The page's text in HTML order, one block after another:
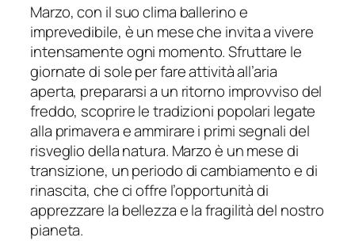
Marzo, con il suo clima ballerino e
imprevedibile, è un mese che invita a vivere
intensamente ogni momento. Sfruttare le
giornate di sole per fare attività all’aria
aperta, prepararsi a un ritorno improvviso del
freddo, scoprire le tradizioni popolari legate
alla primavera e ammirare i primi segnali del
risveglio della natura. Marzo è un mese di
transizione, un periodo di cambiamento e di
rinascita, che ci offre l’opportunità di
apprezzare la bellezza e la fragilità del nostro
pianeta.